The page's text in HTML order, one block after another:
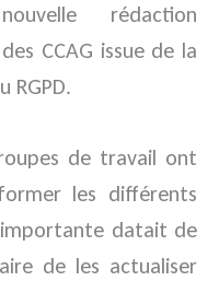
nouvelle rédaction
des CCAG issue de la
RGPD.
de travail ont
les différents
importante datait de
de les actualiser